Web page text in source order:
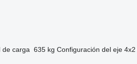
de carga 635 kg Configuración del eje 4x2